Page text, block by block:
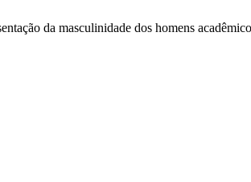
da masculinidade dos homens